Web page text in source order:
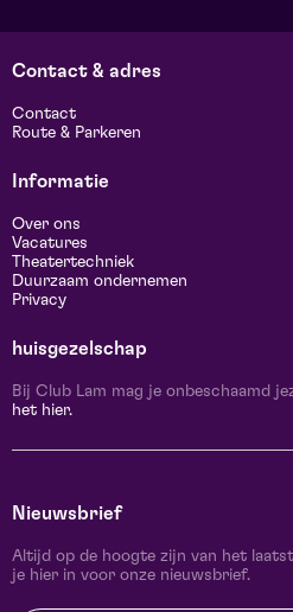
Contact & adres
Contact
Route & Parkeren
Informatie
Over ons
Vacatures
Theatertechniek
Duurzaam ondernemen
Privacy
huisgezelschap
Bij Club Lam mag je onbeschaamd
het hier.
Nieuwsbrief
Altijd op de hoogte zijn van het
je hier in voor onze nieuwsbrief.